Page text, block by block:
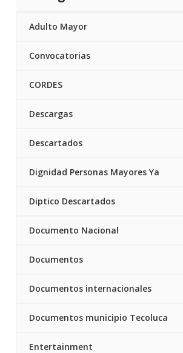
Adulto Mayor
Convocatorias
CORDES
Descargas
Descartados
Dignidad Personas Mayores Ya
Diptico Descartados
Documento Nacional
Documentos
Documentos internacionales
Documentos municipio Tecoluca
Entertainment